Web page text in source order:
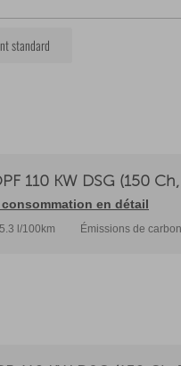
standard
110 KW DSG (150
en détail
l/100km Émissions de